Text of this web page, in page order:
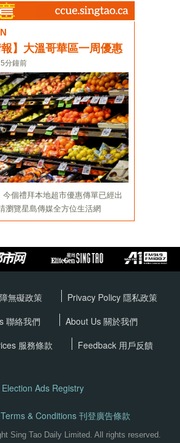
無礙政策 Privacy Policy 隱私政策
聯絡我們
About Us 關於我們
服務條款 Feedback 用戶反饋
Election Ads Registry
& Conditions 刊登廣告條款
Sing Tao Daily Limited. All rights reserved.